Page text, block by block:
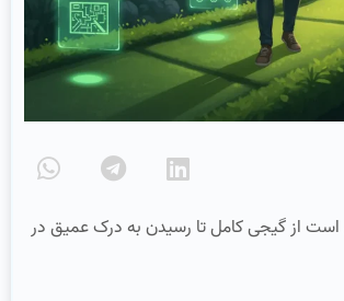
است از گیجی کامل تا رسیدن به درک عمیق در